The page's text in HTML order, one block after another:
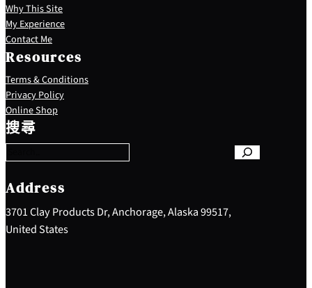
Why This Site
My Experience
Contact Me
Resources
Terms & Conditions
Privacy Policy
Online Shop
搜尋
S
e
a
c
h
Address
3701 Clay Products Dr, Anchorage, Alaska 99517,
United States